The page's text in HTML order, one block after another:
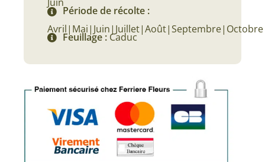
Période de récolte :
Avril|Mai|Juin|Juillet|Août|Septembre|Octobre
Feuillage :Caduc